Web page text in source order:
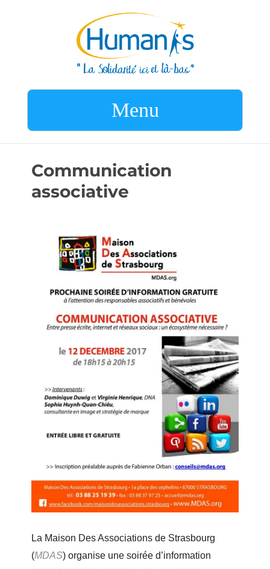
Menu
Communication
associative
La Maison Des Associations de Strasbourg
(MDAS) organise une soirée d’information